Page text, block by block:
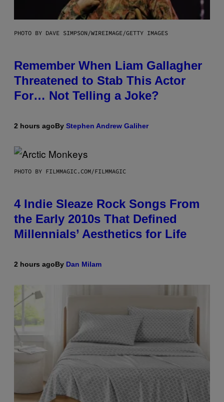
PHOTO BY DAVE SIMPSON/WIREIMAGE/GETTY IMAGES
Remember When Liam Gallagher
Threatened to Stab This Actor
For… Not Telling a Joke?
2 hours agoBy Stephen Andrew Galiher
PHOTO BY FILMMAGIC.COM/FILMMAGIC
4 Indie Sleaze Rock Songs From
the Early 2010s That Defined
Millennials’ Aesthetics for Life
2 hours agoBy Dan Milam